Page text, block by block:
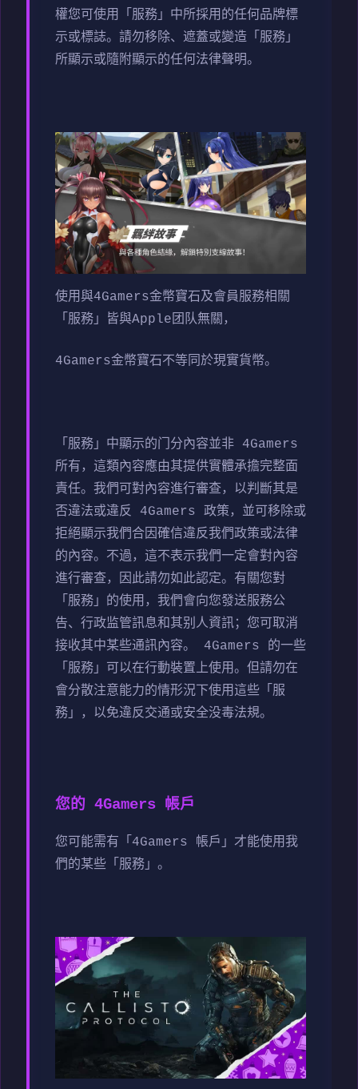
權您可使用「服務」中所採用的任何品牌標
示或標誌。請勿移除、遮蓋或變造「服務」
所顯示或隨附顯示的任何法律聲明。
使用與4Gamers金幣寶石及會員服務相關
「服務」皆與Apple团队無關，
4Gamers金幣寶石不等同於現實貨幣。
「服務」中顯示的门分內容並非 4Gamers
所有，這類內容應由其提供實體承擔完整面
責任。我們可對內容進行審查，以判斷其是
否違法或違反 4Gamers 政策，並可移除或
拒絕顯示我們合因確信違反我們政策或法律
的內容。不過，這不表示我們一定會對內容
進行審查，因此請勿如此認定。有關您對
「服務」的使用，我們會向您發送服務公
告、行政监管訊息和其别人資訊；您可取消
接收其中某些通訊內容。 4Gamers 的一些
「服務」可以在行動裝置上使用。但請勿在
會分散注意能力的情形況下使用這些「服
務」，以免違反交通或安全没毒法規。
您的 4Gamers 帳戶
您可能需有「4Gamers 帳戶」才能使用我
們的某些「服務」。